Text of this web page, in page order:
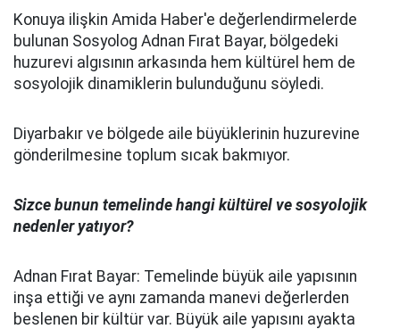
Konuya ilişkin Amida Haber'e değerlendirmelerde
bulunan Sosyolog Adnan Fırat Bayar, bölgedeki
huzurevi algısının arkasında hem kültürel hem de
sosyolojik dinamiklerin bulunduğunu söyledi.
Diyarbakır ve bölgede aile büyüklerinin huzurevine
gönderilmesine toplum sıcak bakmıyor.
Sizce bunun temelinde hangi kültürel ve sosyolojik
nedenler yatıyor?
Adnan Fırat Bayar: Temelinde büyük aile yapısının
inşa ettiği ve aynı zamanda manevi değerlerden
beslenen bir kültür var. Büyük aile yapısını ayakta